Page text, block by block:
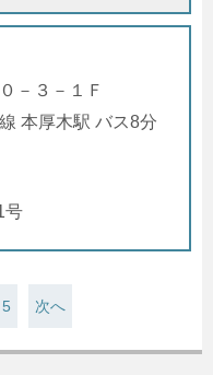
－３－１Ｆ
本厚木駅 バス8分
号
5 次へ